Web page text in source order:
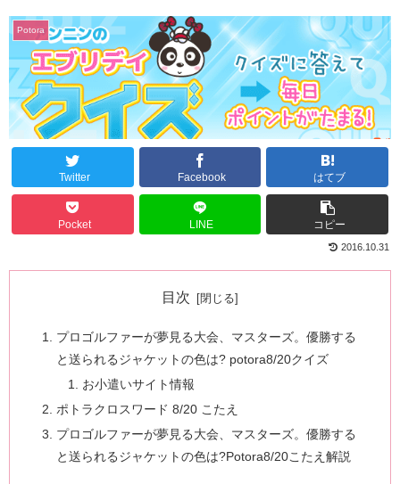
Potora
Twitter Facebook はてブ
Pocket LINE コピー
2016.10.31
目次
プロゴルファーが夢見る大会、マスターズ。優勝する
と送られるジャケットの色は? potora8/20クイズ
お小遣いサイト情報
ポトラクロスワード 8/20 こたえ
プロゴルファーが夢見る大会、マスターズ。優勝する
と送られるジャケットの色は?Potora8/20こたえ解説